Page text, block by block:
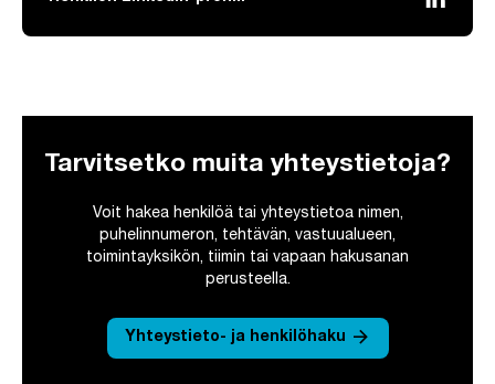
Tarvitsetko muita yhteystietoja?
Voit hakea henkilöä tai yhteystietoa nimen,
puhelinnumeron, tehtävän, vastuualueen,
toimintayksikön, tiimin tai vapaan hakusanan
perusteella.
Yhteystieto- ja henkilöhaku arrow_forward